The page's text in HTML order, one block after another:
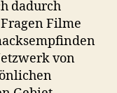
dadurch
Filme
von